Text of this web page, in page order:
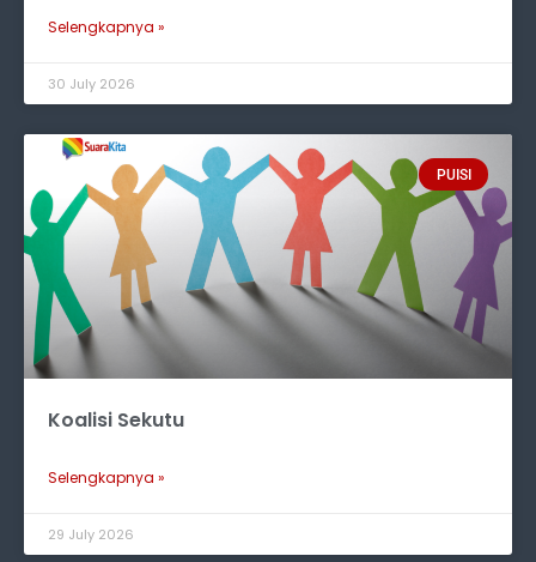
Selengkapnya »
30 July 2026
PUISI
Koalisi Sekutu
Selengkapnya »
29 July 2026